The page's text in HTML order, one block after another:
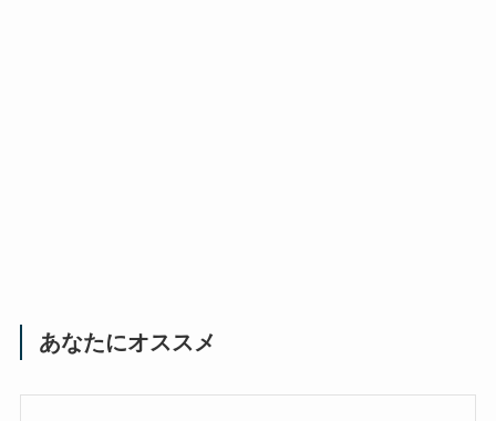
あなたにオススメ